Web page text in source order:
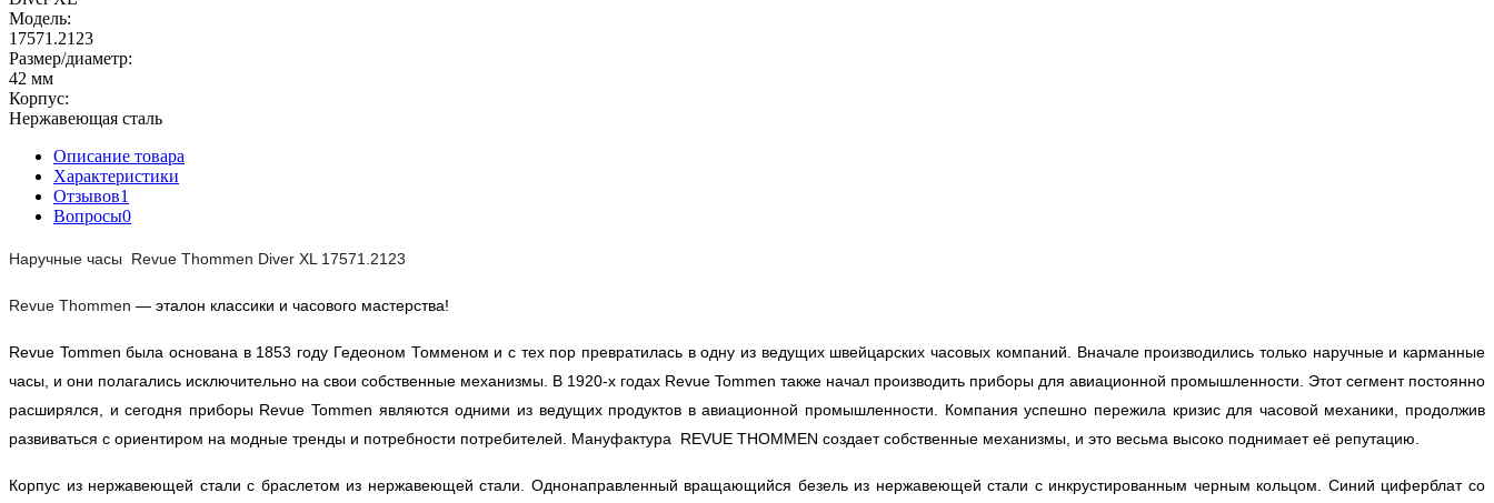
Модель:
17571.2123
Размер/диаметр:
42 мм
Корпус:
Нержавеющая сталь
Описание товара
Характеристики
Отзывов1
Вопросы0
Наручные часы Revue Thommen Diver XL 17571.2123
Revue Thommen — эталон классики и часового мастерства!
Revue Tommen была основана в 1853 году Гедеоном Томменом и с тех пор превратилась в одну из ведущих швейцарских часовых компаний. Вначале производились только наручные и карманные
часы, и они полагались исключительно на свои собственные механизмы. В 1920-х годах Revue Tommen также начал производить приборы для авиационной промышленности. Этот сегмент постоянно
расширялся, и сегодня приборы Revue Tommen являются одними из ведущих продуктов в авиационной промышленности. Компания успешно пережила кризис для часовой механики, продолжив
развиваться с ориентиром на модные тренды и потребности потребителей. Мануфактура REVUE THOMMEN создает собственные механизмы, и это весьма высоко поднимает её репутацию.
Корпус из нержавеющей стали с браслетом из нержавеющей стали. Однонаправленный вращающийся безель из нержавеющей стали с инкрустированным черным кольцом. Синий циферблат со